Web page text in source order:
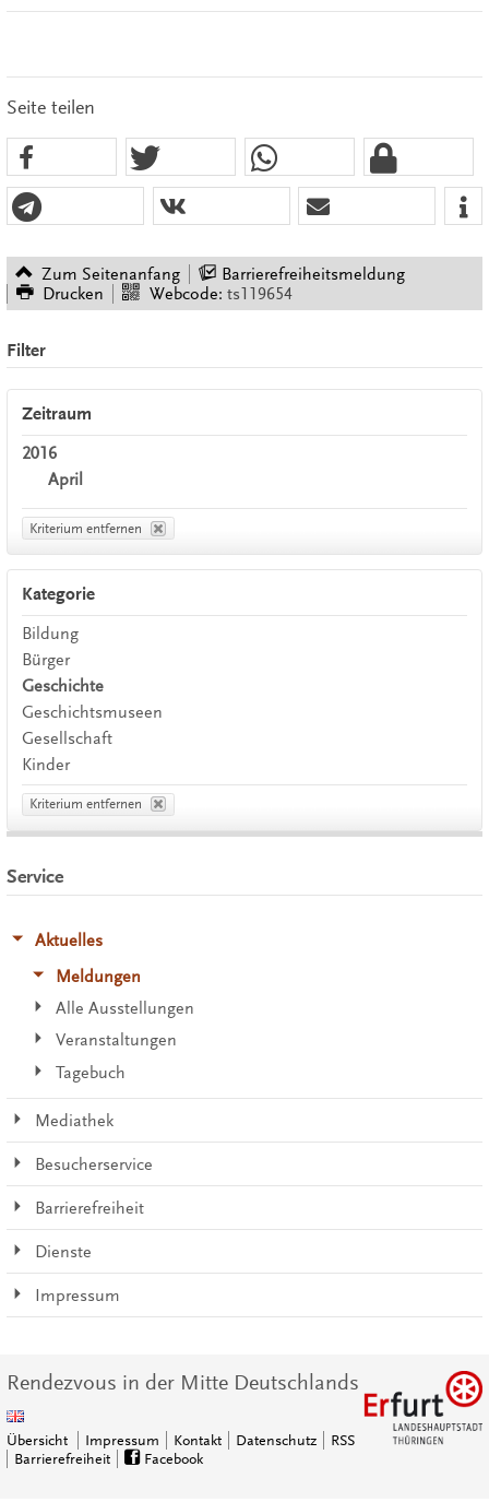
Seite teilen
Zum Seitenanfang
Barrierefreiheitsmeldung
Drucken
Webcode: ts119654
Filter
Zeitraum
2016
April
Kriterium entfernen
Kategorie
Bildung
Bürger
Geschichte
Geschichtsmuseen
Gesellschaft
Kinder
Kriterium entfernen
Service
Aktuelles
Meldungen
Alle Ausstellungen
Veranstaltungen
Tagebuch
Mediathek
Besucherservice
Barrierefreiheit
Dienste
Impressum
Rendezvous in der Mitte Deutschlands
Übersicht Impressum Kontakt Datenschutz
RSS
Barrierefreiheit
Facebook